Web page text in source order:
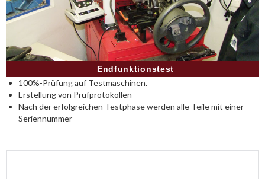
Endfunktionstest
100%-Prüfung auf Testmaschinen.
Erstellung von Prüfprotokollen
Nach der erfolgreichen Testphase werden alle Teile mit einer
Seriennummer